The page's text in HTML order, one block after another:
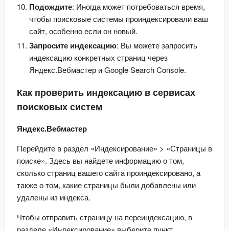
Подождите: Иногда может потребоваться время,
чтобы поисковые системы проиндексировали ваш
сайт, особенно если он новый.
Запросите индексацию: Вы можете запросить
индексацию конкретных страниц через
Яндекс.Вебмастер и Google Search Console.
Как проверить индексацию в сервисах
поисковых систем
Яндекс.Вебмастер
Перейдите в раздел «Индексирование» > «Страницы в
поиске». Здесь вы найдете информацию о том,
сколько страниц вашего сайта проиндексировано, а
также о том, какие страницы были добавлены или
удалены из индекса.
Чтобы отправить страницу на переиндексацию, в